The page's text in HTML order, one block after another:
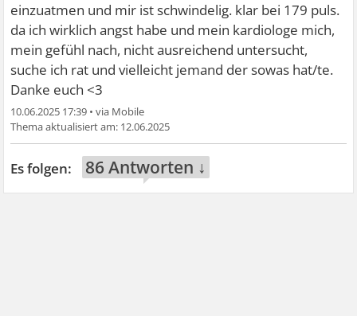
einzuatmen und mir ist schwindelig. klar bei 179 puls.
da ich wirklich angst habe und mein kardiologe mich,
mein gefühl nach, nicht ausreichend untersucht,
suche ich rat und vielleicht jemand der sowas hat/te.
Danke euch <3
10.06.2025 17:39 •
12.06.2025
86 Antworten ↓